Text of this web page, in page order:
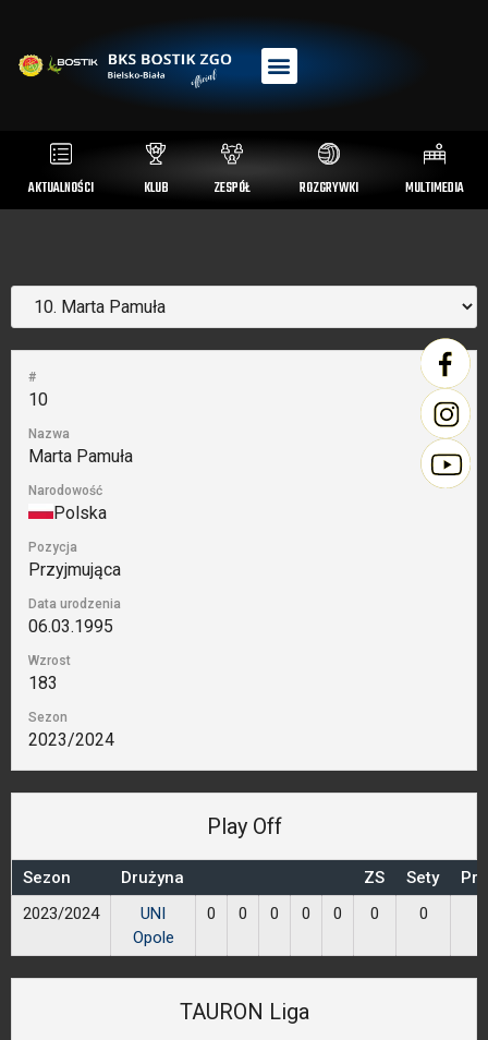
AKTUALNOŚCI KLUB ZESPÓŁ ROZGRYWKI MULTIMEDIA
#
10
Nazwa
Marta Pamuła
Narodowość
Polska
Pozycja
Przyjmująca
Data urodzenia
06.03.1995
Wzrost
183
Sezon
2023/2024
Play Off
Sezon Drużyna ZS Sety
2023/2024
UNI
Opole
0 0 0 0 0 0 0
TAURON Liga